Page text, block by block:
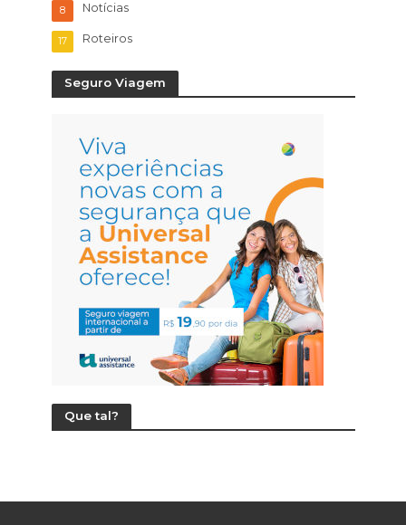
Notícias
8
Roteiros
17
Seguro Viagem
Que tal?